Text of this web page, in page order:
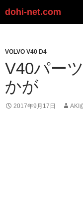
dohi-net.com
索
ン
ツ
へ
ス
キ
ッ
VOLVO V40 D4
V40パー
かが
2017年9月17日